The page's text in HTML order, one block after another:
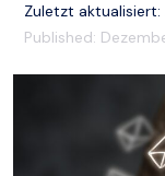
Zuletzt
Published: